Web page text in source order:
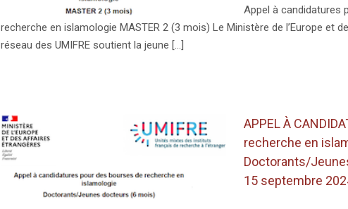
Appel à candidatures
recherche en islamologie MASTER 2 (3 mois) Le Ministère de l’Europe et
réseau des UMIFRE soutient la jeune [...]
APPEL À
recherche en
Doctorants/
15 septembre